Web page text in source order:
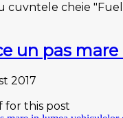
cuvntele cheie
un pas
2017
for this post